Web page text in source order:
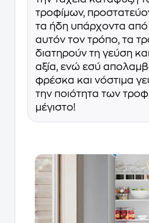
τροφίμων,
τα ήδη υπάρχοντα
αυτόν τον τρόπο, τα
διατηρούν τη γεύση
αξία, ενώ εσύ
φρέσκα και νόστιμα
την ποιότητα των
μέγιστο!